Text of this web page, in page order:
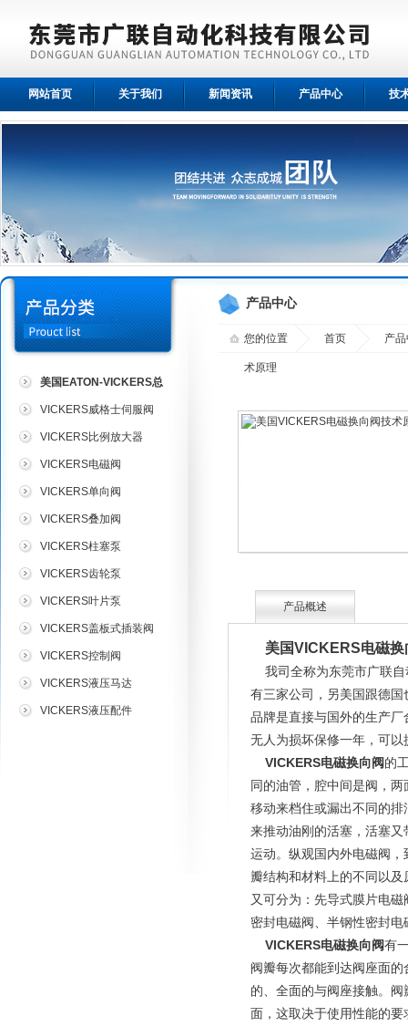
网站首页 关于我们 新闻资讯 产品中心 技
美国EATON-VICKERS总
代理
VICKERS威格士伺服阀
VICKERS比例放大器
VICKERS电磁阀
VICKERS单向阀
VICKERS叠加阀
VICKERS柱塞泵
VICKERS齿轮泵
VICKERS叶片泵
VICKERS盖板式插装阀
VICKERS控制阀
VICKERS液压马达
VICKERS液压配件
产品中心
您的位置 首页 产
术原理
产品概述
美国VICKERS电磁
我司全称为东莞市广联自
有三家公司，另美国跟德
品牌是直接与国外的生产
无人为损坏保修一年，可
VICKERS电磁换向阀的
同的油管，腔中间是阀，
移动来档住或漏出不同的
来推动油刚的活塞，活塞
运动。纵观国内外电磁阀
瓣结构和材料上的不同以
又可分为：先导式膜片电
密封电磁阀、半钢性密封电
VICKERS电磁换向阀有
阀瓣每次都能到达阀座面
的、全面的与阀座接触。
面，这取决于使用性能的